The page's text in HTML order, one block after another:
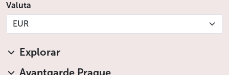
Valuta
EUR
Explorar
Avantgarde Prague